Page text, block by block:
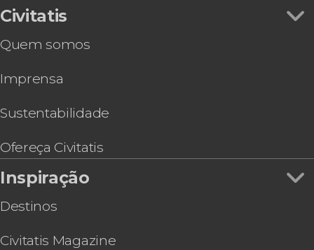
Civitatis
Quem somos
Imprensa
Sustentabilidade
Ofereça Civitatis
Inspiração
Destinos
Civitatis Magazine